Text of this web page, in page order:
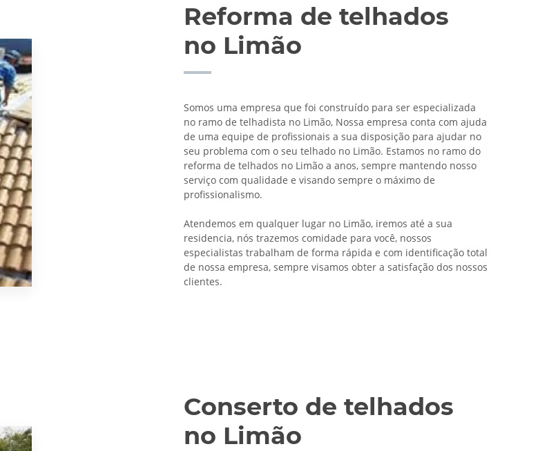
Reforma de telhados
no Limão
Somos uma empresa que foi construído para ser especializada
no ramo de telhadista no Limão, Nossa empresa conta com ajuda
de uma equipe de profissionais a sua disposição para ajudar no
seu problema com o seu telhado no Limão. Estamos no ramo do
reforma de telhados no Limão a anos, sempre mantendo nosso
serviço com qualidade e visando sempre o máximo de
profissionalismo.
Atendemos em qualquer lugar no Limão, iremos até a sua
residencia, nós trazemos comidade para você, nossos
especialistas trabalham de forma rápida e com identificação total
de nossa empresa, sempre visamos obter a satisfação dos nossos
clientes.
Conserto de telhados
no Limão